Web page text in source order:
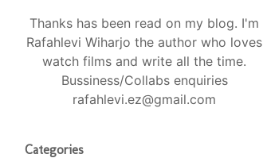
Thanks has been read on my blog. I'm
Rafahlevi Wiharjo the author who loves
watch films and write all the time.
Bussiness/Collabs enquiries
rafahlevi.ez@gmail.com
Categories